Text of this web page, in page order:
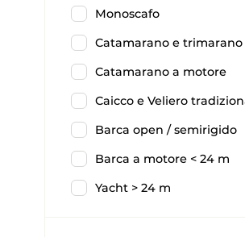
Monoscafo
Catamarano e trimarano
Catamarano a motore
Caicco e Veliero
Barca open / semirigido
Barca a motore < 24 m
Yacht > 24 m